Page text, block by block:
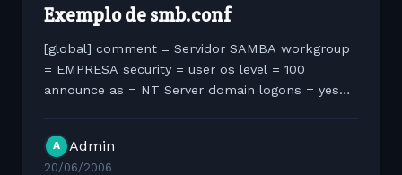
Exemplo de smb.conf
[global] comment = Servidor SAMBA workgroup
= EMPRESA security = user os level = 100
announce as = NT Server domain logons = yes
master = yes preferred master = yes guest...
A Admin
20/06/2006